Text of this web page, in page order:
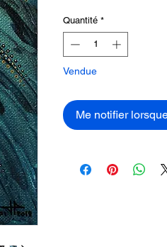
Quantité *
Vendue
Me notifier